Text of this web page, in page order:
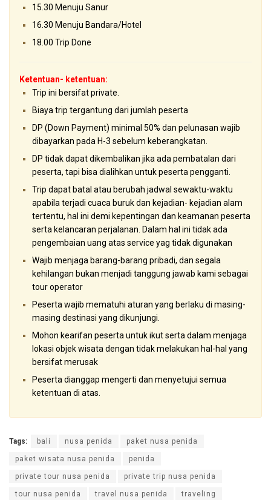
15.30 Menuju Sanur
16.30 Menuju Bandara/Hotel
18.00 Trip Done
Ketentuan- ketentuan:
Trip ini bersifat private.
Biaya trip tergantung dari jumlah peserta
DP (Down Payment) minimal 50% dan pelunasan wajib
dibayarkan pada H-3 sebelum keberangkatan.
DP tidak dapat dikembalikan jika ada pembatalan dari
peserta, tapi bisa dialihkan untuk peserta pengganti.
Trip dapat batal atau berubah jadwal sewaktu-waktu
apabila terjadi cuaca buruk dan kejadian- kejadian alam
tertentu, hal ini demi kepentingan dan keamanan peserta
serta kelancaran perjalanan. Dalam hal ini tidak ada
pengembaian uang atas service yag tidak digunakan
Wajib menjaga barang-barang pribadi, dan segala
kehilangan bukan menjadi tanggung jawab kami sebagai
tour operator
Peserta wajib mematuhi aturan yang berlaku di masing-
masing destinasi yang dikunjungi.
Mohon kearifan peserta untuk ikut serta dalam menjaga
lokasi objek wisata dengan tidak melakukan hal-hal yang
bersifat merusak
Peserta dianggap mengerti dan menyetujui semua
ketentuan di atas.
Tags: bali nusa penida paket nusa penida
paket wisata nusa penida penida
private tour nusa penida private trip nusa penida
tour nusa penida travel nusa penida traveling